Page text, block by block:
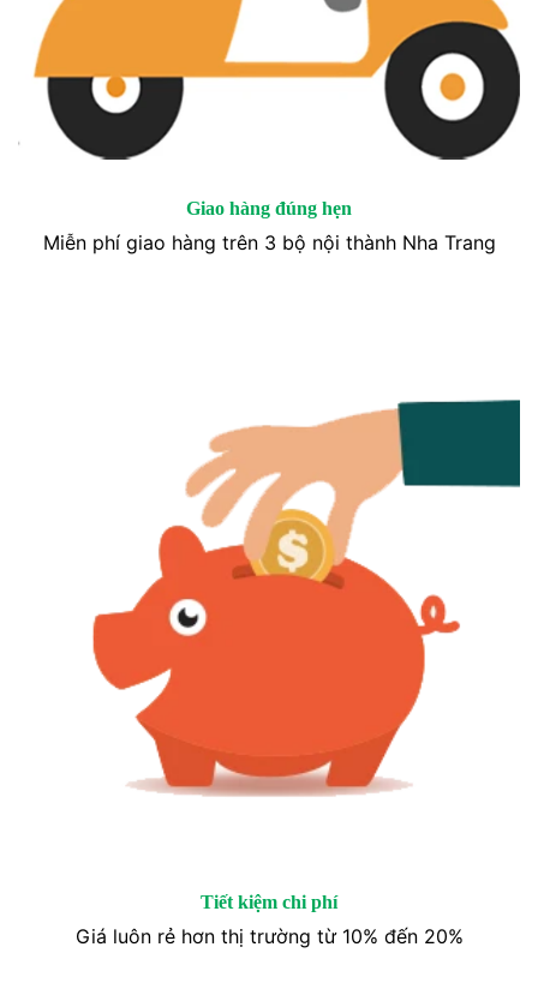
Giao hàng đúng hẹn
Miễn phí giao hàng trên 3 bộ nội thành Nha Trang
Tiết kiệm chi phí
Giá luôn rẻ hơn thị trường từ 10% đến 20%